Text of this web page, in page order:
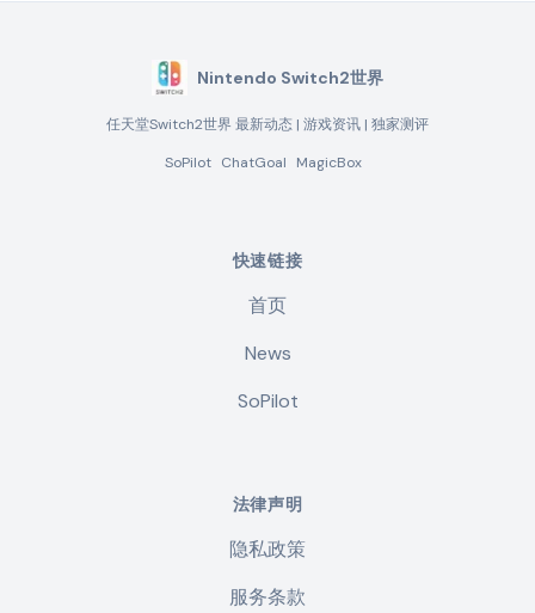
Nintendo Switch2世界
任天堂Switch2世界 最新动态 | 游戏资讯 | 独家测评
SoPilot ChatGoal MagicBox
快速链接
首页
News
SoPilot
法律声明
隐私政策
服务条款